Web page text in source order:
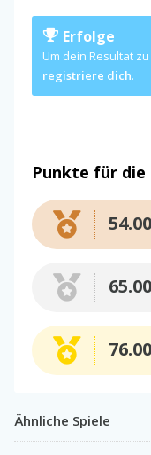
Erfolge
Um dein Resultat
registriere dich.
Punkte für die
Ähnliche Spiele